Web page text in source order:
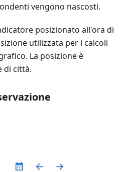
vengono nascosti.
posizionato all'ora di
utilizzata per i calcoli
La posizione è
di città.